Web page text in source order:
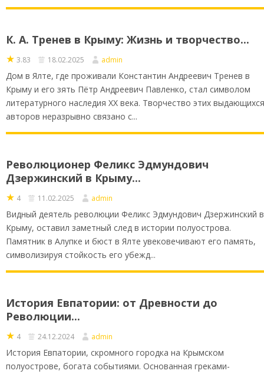
К. А. Тренев в Крыму: Жизнь и творчество...
★ 3.83 18.02.2025 admin
Дом в Ялте, где проживали Константин Андреевич Тренев в
Крыму и его зять Пётр Андреевич Павленко, стал символом
литературного наследия XX века. Творчество этих выдающихся
авторов неразрывно связано с...
Революционер Феликс Эдмундович
Дзержинский в Крыму...
★ 4 11.02.2025 admin
Видный деятель революции Феликс Эдмундович Дзержинский в
Крыму, оставил заметный след в истории полуострова.
Памятник в Алупке и бюст в Ялте увековечивают его память,
символизируя стойкость его убежд...
История Евпатории: от Древности до
Революции...
★ 4 24.12.2024 admin
История Евпатории, скромного городка на Крымском
полуострове, богата событиями. Основанная греками-